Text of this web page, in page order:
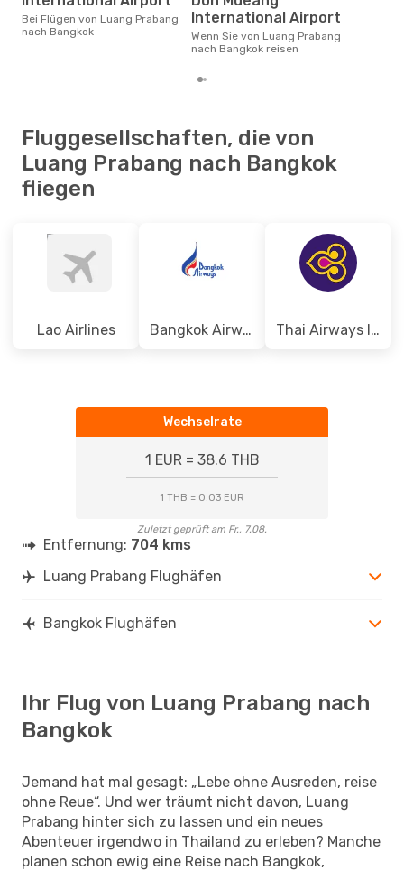
Bei Flügen von Luang Prabang
nach Bangkok
International Airport
Wenn Sie von Luang Prabang
nach Bangkok reisen
Fluggesellschaften, die von
Luang Prabang nach Bangkok
fliegen
Lao Airlines Bangkok Airways Thai Airways International
Wechselrate
1 EUR = 38.6 THB
1 THB = 0.03 EUR
Zuletzt geprüft am Fr., 7.08.
Entfernung: 704 kms
Luang Prabang Flughäfen
Bangkok Flughäfen
Ihr Flug von Luang Prabang nach
Bangkok
Jemand hat mal gesagt: „Lebe ohne Ausreden, reise
ohne Reue“. Und wer träumt nicht davon, Luang
Prabang hinter sich zu lassen und ein neues
Abenteuer irgendwo in Thailand zu erleben? Manche
planen schon ewig eine Reise nach Bangkok,